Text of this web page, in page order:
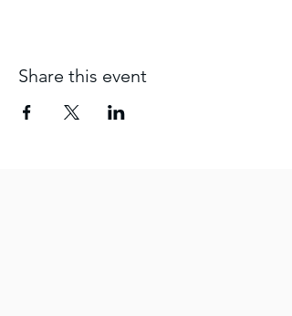
Share this event